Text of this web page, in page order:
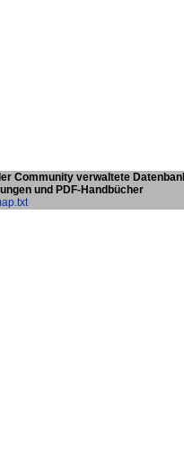
Community verwaltete
und PDF-Handbücher